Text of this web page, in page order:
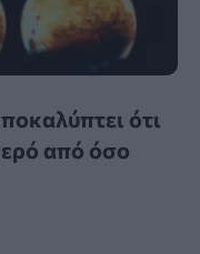
ότι
από όσο